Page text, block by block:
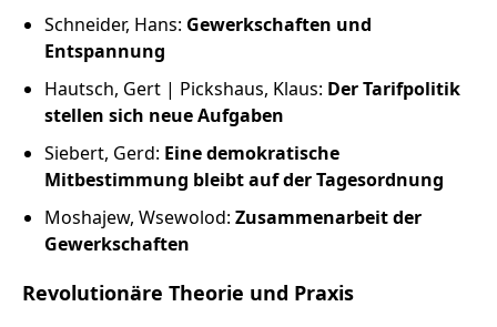
Datenschutz
Schneider, Hans: Gewerkschaften und
Entspannung
Hautsch, Gert | Pickshaus, Klaus: Der Tarifpolitik
stellen sich neue Aufgaben
Siebert, Gerd: Eine demokratische
Mitbestimmung bleibt auf der Tagesordnung
Moshajew, Wsewolod: Zusammenarbeit der
Gewerkschaften
Revolutionäre Theorie und Praxis